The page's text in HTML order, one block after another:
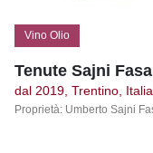
Vino Olio
Tenute Sajni
dal 2019, Trentino, Italia
Proprietà: Umberto Sajni